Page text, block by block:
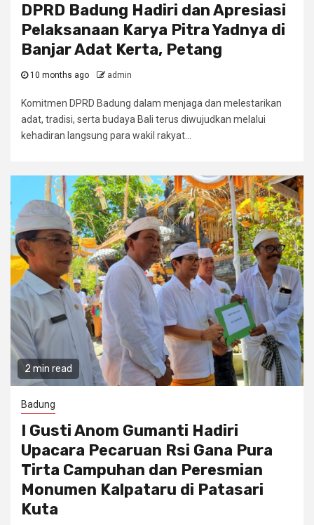
DPRD Badung Hadiri dan Apresiasi
Pelaksanaan Karya Pitra Yadnya di
Banjar Adat Kerta, Petang
10 months ago admin
Komitmen DPRD Badung dalam menjaga dan melestarikan
adat, tradisi, serta budaya Bali terus diwujudkan melalui
kehadiran langsung para wakil rakyat...
2 min read
Badung
I Gusti Anom Gumanti Hadiri
Upacara Pecaruan Rsi Gana Pura
Tirta Campuhan dan Peresmian
Monumen Kalpataru di Patasari
Kuta